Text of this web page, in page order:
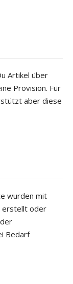
Artikel über
Provision. Für
aber diese
wurden mit
erstellt oder
Bedarf